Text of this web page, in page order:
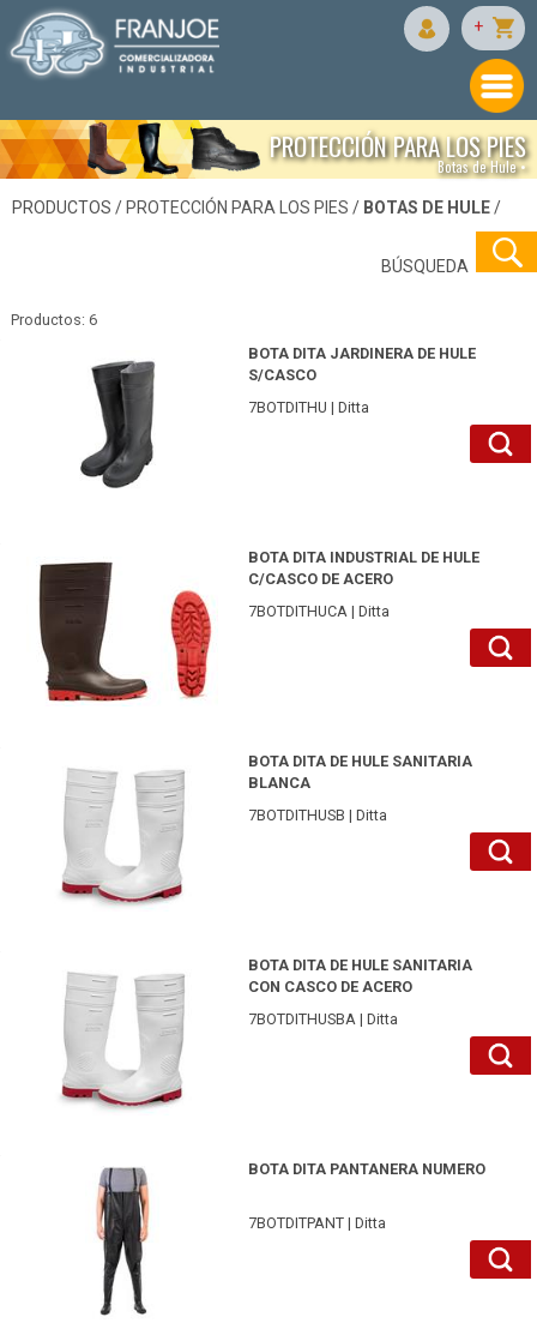
+
PROTECCIÓN PARA LOS PIES
Botas de Hule •
PRODUCTOS / PROTECCIÓN PARA LOS PIES / BOTAS DE HULE/
BÚSQUEDA
Productos: 6
BOTA DITA JARDINERA DE HULE
S/CASCO
7BOTDITHU | Ditta
BOTA DITA INDUSTRIAL DE HULE
C/CASCO DE ACERO
7BOTDITHUCA | Ditta
BOTA DITA DE HULE SANITARIA
BLANCA
7BOTDITHUSB | Ditta
BOTA DITA DE HULE SANITARIA
CON CASCO DE ACERO
7BOTDITHUSBA | Ditta
BOTA DITA PANTANERA NUMERO
7BOTDITPANT | Ditta